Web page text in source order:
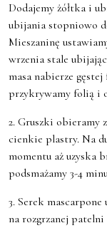
Dodajemy żółtka i
ubijania stopniowo
Mieszaninę
wrzenia stale
masa nabierze
przykrywamy folią i
2. Gruszki obieramy
cienkie plastry. Na
momentu aż uzyska
podsmażamy 3-4
3. Serek
na rozgrzanej patelni